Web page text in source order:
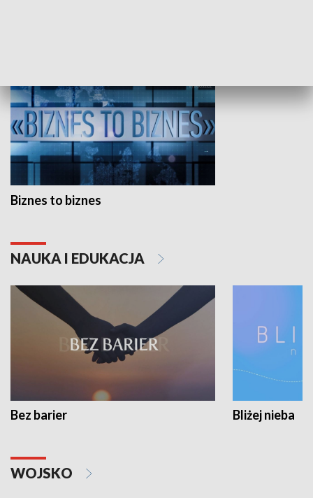
Biznes to biznes
NAUKA I EDUKACJA
Bez barier Bliżej nieba
WOJSKO